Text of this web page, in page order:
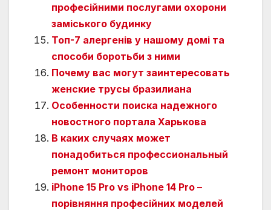
професійними послугами охорони
заміського будинку
Топ-7 алергенів у нашому домі та
способи боротьби з ними
Почему вас могут заинтересовать
женские трусы бразилиана
Особенности поиска надежного
новостного портала Харькова
В каких случаях может
понадобиться профессиональный
ремонт мониторов
iPhone 15 Pro vs iPhone 14 Pro –
порівняння професійних моделей